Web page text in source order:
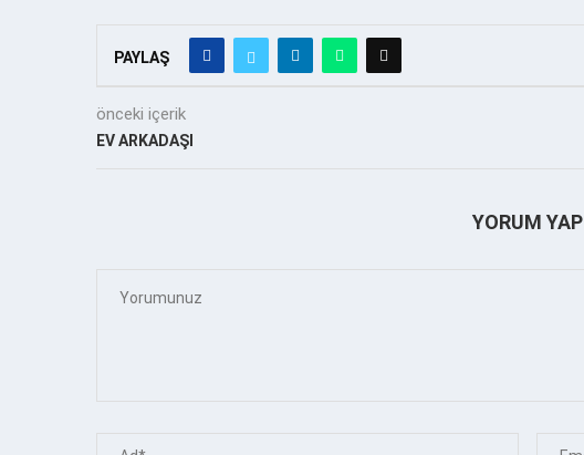
PAYLAŞ
önceki içerik
EV ARKADAŞI
YORUM YAP